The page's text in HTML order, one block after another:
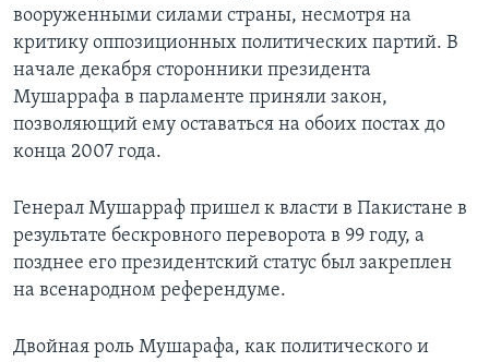
Языки
вооруженными силами страны, несмотря на
критику оппозиционных политических партий. В
начале декабря сторонники президента
Мушаррафа в парламенте приняли закон,
позволяющий ему оставаться на обоих постах до
конца 2007 года.
Генерал Мушарраф пришел к власти в Пакистане в
результате бескровного переворота в 99 году, а
позднее его президентский статус был закреплен
на всенародном референдуме.
Двойная роль Мушарафа, как политического и